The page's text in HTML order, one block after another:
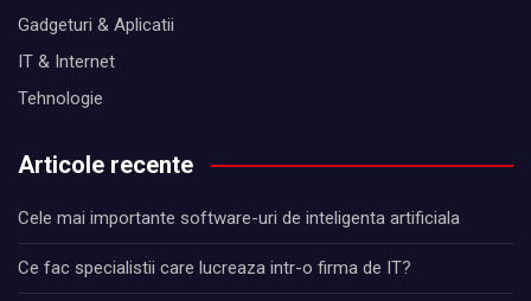
Gadgeturi & Aplicatii
IT & Internet
Tehnologie
Articole recente
Cele mai importante software-uri de inteligenta artificiala
Ce fac specialistii care lucreaza intr-o firma de IT?